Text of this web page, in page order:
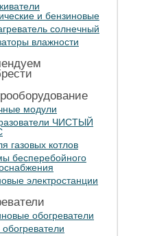
и бензиновые
солнечный
влажности
модули
ЧИСТЫЙ
газовых котлов
бесперебойного
электростанции
обогреватели
обогреватели